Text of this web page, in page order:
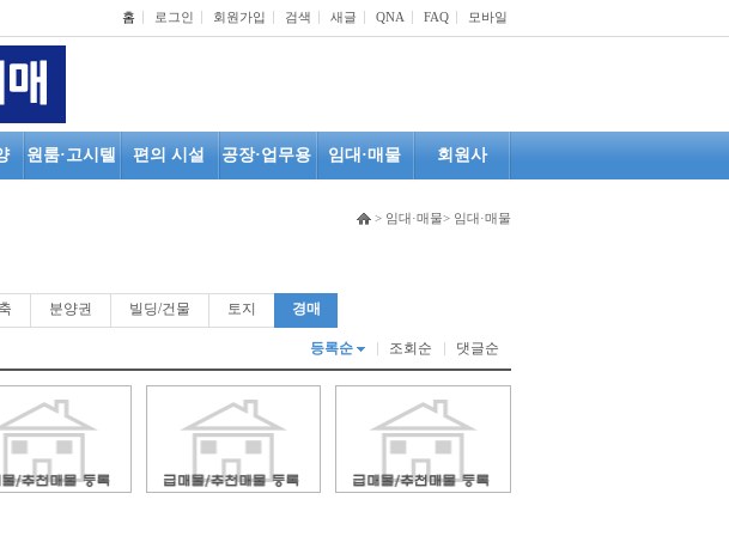
홈 로그인 회원가입 검색 새글 QNA FAQ 모바일
원룸·고시텔 편의 시설 공장·업무용 임대·매물 회원사
> 임대·매물> 임대·매물
분양권 빌딩/건물 토지 경매
등록순 조회순 댓글순